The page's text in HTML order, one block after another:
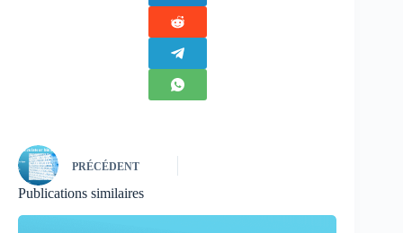
PRÉCÉDENT
Publications similaires